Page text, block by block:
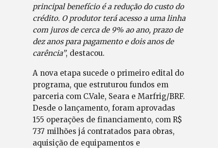
principal benefício é a redução do custo do
crédito. O produtor terá acesso a uma linha
com juros de cerca de 9% ao ano, prazo de
dez anos para pagamento e dois anos de
carência”, destacou.
A nova etapa sucede o primeiro edital do
programa, que estruturou fundos em
parceria com C.Vale, Seara e Marfrig/BRF.
Desde o lançamento, foram aprovadas
155 operações de financiamento, com R$
737 milhões já contratados para obras,
aquisição de equipamentos e